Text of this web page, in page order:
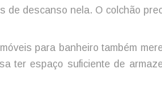
de descanso nela. O colchão
móveis para banheiro também
ter espaço suficiente de